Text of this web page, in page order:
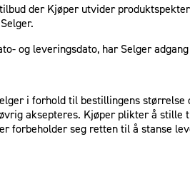
der Kjøper utvider
og leveringsdato, har Selger
i forhold til bestillingens størrelse
aksepteres. Kjøper plikter å stille
forbeholder seg retten til å stanse